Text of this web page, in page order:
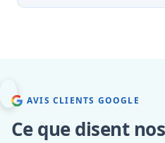
AVIS CLIENTS GOOGLE
Ce que disent